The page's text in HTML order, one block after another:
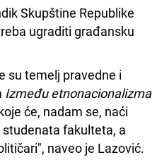
Skupštine Republike
ugraditi građansku
su temelj pravedne i
Između etnonacionalizma
će, nadam se, naći
fakulteta, a
naveo je Lazović.